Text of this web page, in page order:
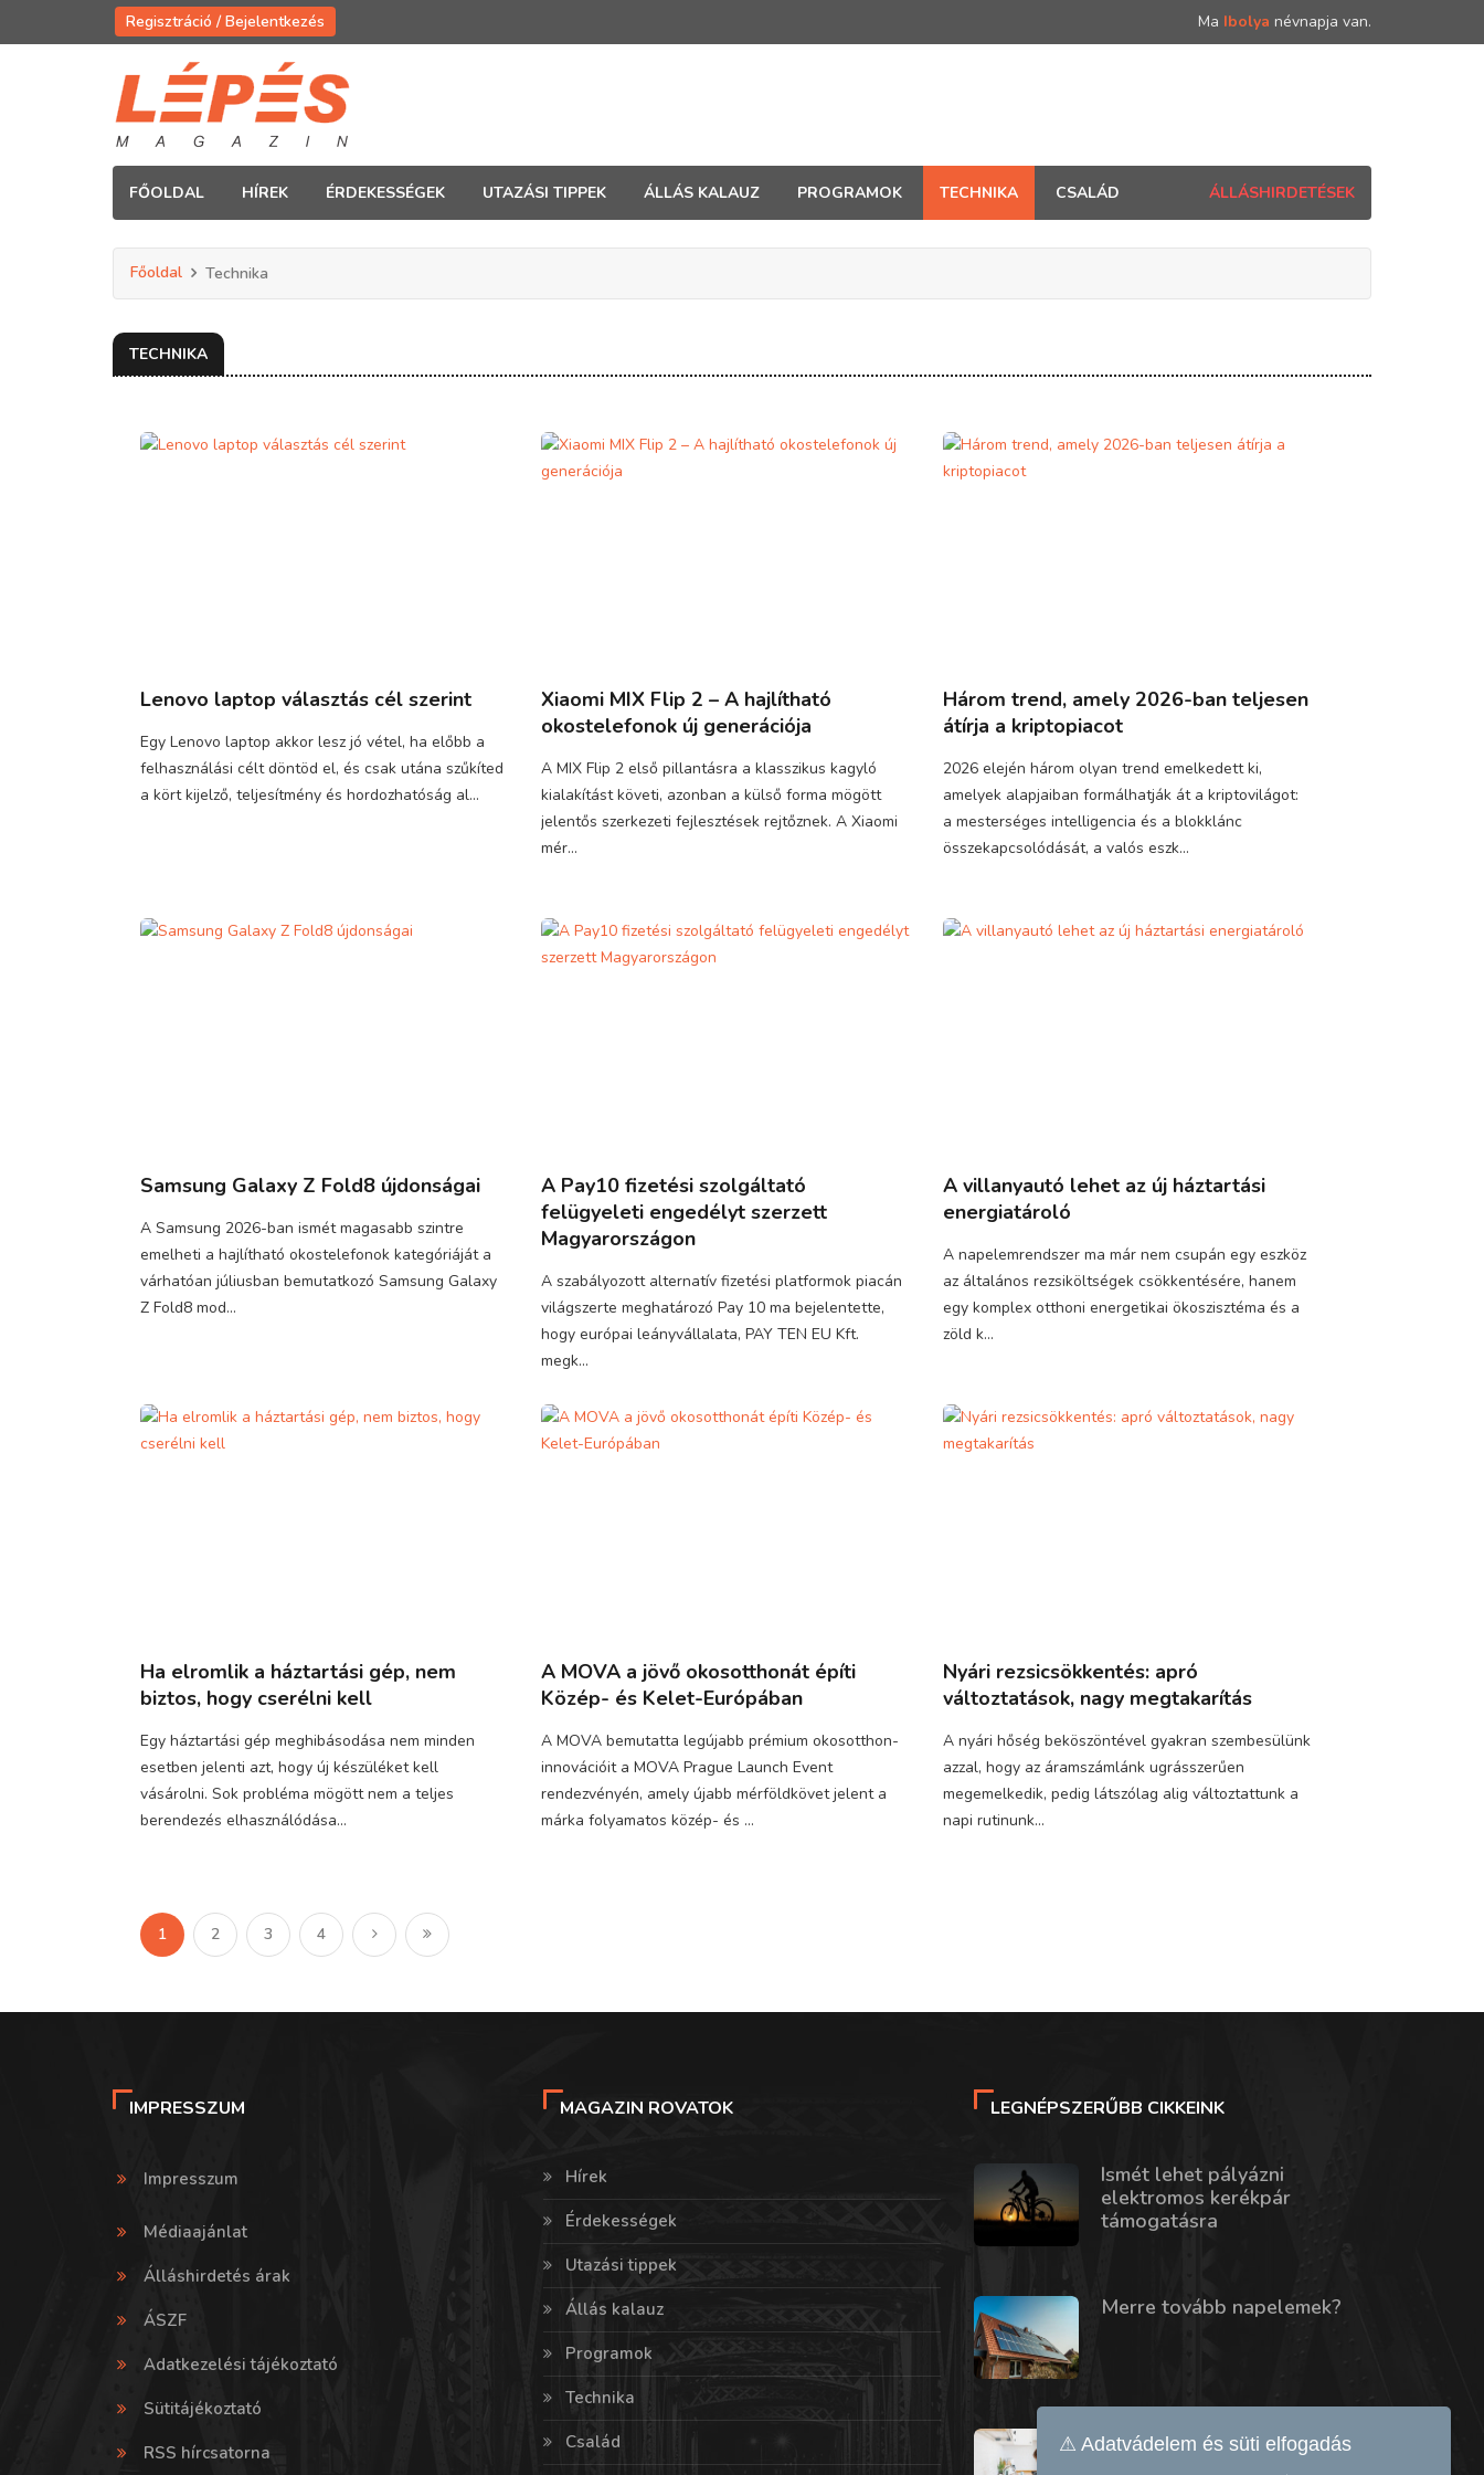
Regisztráció / Bejelentkezés Ma Ibolya névnapja van.
FŐOLDAL HÍREK ÉRDEKESSÉGEK UTAZÁSI TIPPEK ÁLLÁS KALAUZ PROGRAMOK TECHNIKA CSALÁD ÁLLÁSHIRDETÉSEK
Főoldal Technika
TECHNIKA
Lenovo laptop választás cél szerint
Egy Lenovo laptop akkor lesz jó vétel, ha előbb a
felhasználási célt döntöd el, és csak utána szűkíted
a kört kijelző, teljesítmény és hordozhatóság al...
Xiaomi MIX Flip 2 – A hajlítható
okostelefonok új generációja
A MIX Flip 2 első pillantásra a klasszikus kagyló
kialakítást követi, azonban a külső forma mögött
jelentős szerkezeti fejlesztések rejtőznek. A Xiaomi
mér...
Három trend, amely 2026-ban teljesen
átírja a kriptopiacot
2026 elején három olyan trend emelkedett ki,
amelyek alapjaiban formálhatják át a kriptovilágot:
a mesterséges intelligencia és a blokklánc
összekapcsolódását, a valós eszk...
Samsung Galaxy Z Fold8 újdonságai
A Samsung 2026-ban ismét magasabb szintre
emelheti a hajlítható okostelefonok kategóriáját a
várhatóan júliusban bemutatkozó Samsung Galaxy
Z Fold8 mod...
A Pay10 fizetési szolgáltató
felügyeleti engedélyt szerzett
Magyarországon
A szabályozott alternatív fizetési platformok piacán
világszerte meghatározó Pay 10 ma bejelentette,
hogy európai leányvállalata, PAY TEN EU Kft.
megk...
A villanyautó lehet az új háztartási
energiatároló
A napelemrendszer ma már nem csupán egy eszköz
az általános rezsiköltségek csökkentésére, hanem
egy komplex otthoni energetikai ökoszisztéma és a
zöld k...
Ha elromlik a háztartási gép, nem
biztos, hogy cserélni kell
Egy háztartási gép meghibásodása nem minden
esetben jelenti azt, hogy új készüléket kell
vásárolni. Sok probléma mögött nem a teljes
berendezés elhasználódása...
A MOVA a jövő okosotthonát építi
Közép- és Kelet-Európában
A MOVA bemutatta legújabb prémium okosotthon-
innovációit a MOVA Prague Launch Event
rendezvényén, amely újabb mérföldkövet jelent a
márka folyamatos közép- és ...
Nyári rezsicsökkentés: apró
változtatások, nagy megtakarítás
A nyári hőség beköszöntével gyakran szembesülünk
azzal, hogy az áramszámlánk ugrásszerűen
megemelkedik, pedig látszólag alig változtattunk a
napi rutinunk...
1 2 3 4
IMPRESSZUM
Impresszum
Médiaajánlat
Álláshirdetés árak
ÁSZF
Adatkezelési tájékoztató
Sütitájékoztató
RSS hírcsatorna
MAGAZIN ROVATOK
Hírek
Érdekességek
Utazási tippek
Állás kalauz
Programok
Technika
Család
LEGNÉPSZERŰBB CIKKEINK
Ismét lehet pályázni
elektromos kerékpár
támogatásra
Merre tovább napelemek?
Mennyivel növeli a rezsit egy
⚠ Adatvádelem és süti elfogadás